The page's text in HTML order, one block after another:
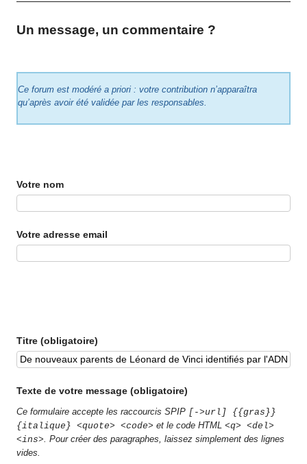
Un message, un commentaire ?
Ce forum est modéré a priori : votre contribution n’apparaîtra
qu’après avoir été validée par les responsables.
Votre nom
Votre adresse email
Titre (obligatoire)
Texte de votre message (obligatoire)
Ce formulaire accepte les raccourcis SPIP [->url] {{gras}}
{italique} <quote> <code> et le code HTML<q> <del>
<ins>. Pour créer des paragraphes, laissez simplement des lignes
vides.